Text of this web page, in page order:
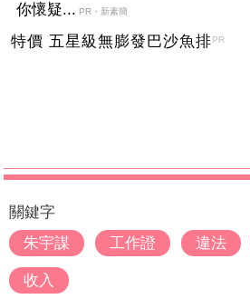
你懷疑... PR・新素簡
特價 五星級無膨發巴沙魚排PR
關鍵字
朱宇謀
工作證 違法
收入